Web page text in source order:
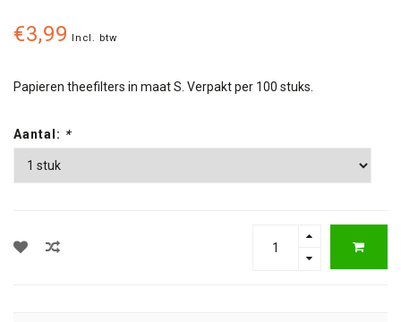
€3,99 Incl. btw
Papieren theefilters in maat S. Verpakt per 100 stuks.
Aantal: *